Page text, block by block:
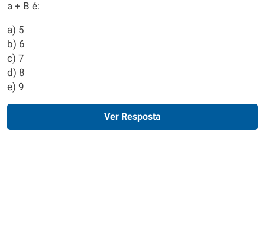
a + B é:
a) 5
b) 6
c) 7
d) 8
e) 9
Ver Resposta